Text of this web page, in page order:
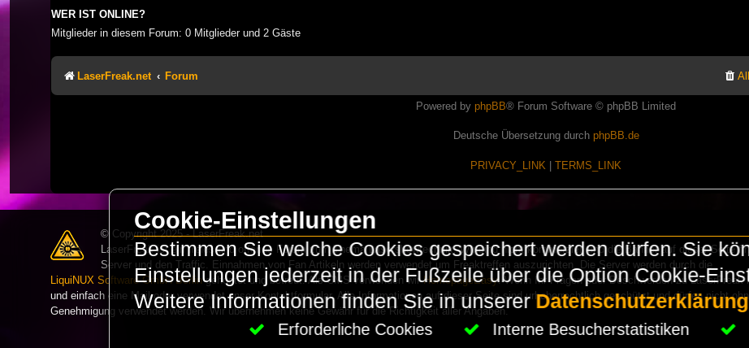
WER IST ONLINE?
Mitglieder in diesem Forum: 0 Mitglieder und 2 Gäste
LaserFreak.net Forum
Powered by phpBB® Forum Software © phpBB Limited
Deutsche Übersetzung durch phpBB.de
PRIVACY_LINK TERMS_LINK
© Copyright 2025 - LaserFreak.net
LaserFreak ist ein freies und offenes Forum zum Thema Lasershowtechnik. Wir sind nicht kommerziell und die Banner auf dieser Seite
Server und den Traffic. Einnahmen von Fan Artikeln werden verwendet um Freaktreffen auszurichten. Die Server werden durch die
LiquiNUX Software GmbH Berlingehostet und betreut. Als CMS verwenden wirHomepageEasy. Wenn Ihr Fragen oder Beschwerden zu LaserFreak
und einfach eine Mail oder verwendet unser Kontaktformular. Alle Informationen auf dieser Seite sind urheberrechtlich geschützt und dürfen nicht
Genehmigung verwendet werden. Wir übernehmen keine Gewähr für die Richtigkeit aller Angaben.
Cookie-Einstellungen
Bestimmen Sie welche Cookies gespeichert werden dürfen. Sie
Einstellungen jederzeit in der Fußzeile über die Option Cookie-
Weitere Informationen finden Sie in unsererDatenschutzerklärung
Erforderliche Cookies Interne Besucherstatistiken